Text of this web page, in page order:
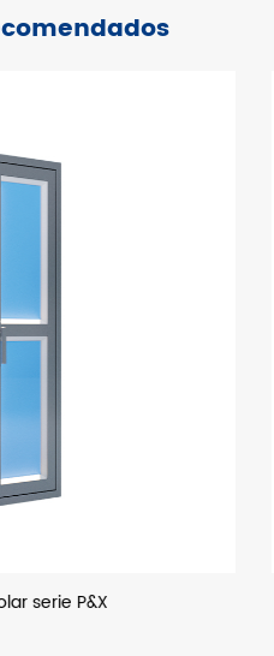
Luz de inundación LED